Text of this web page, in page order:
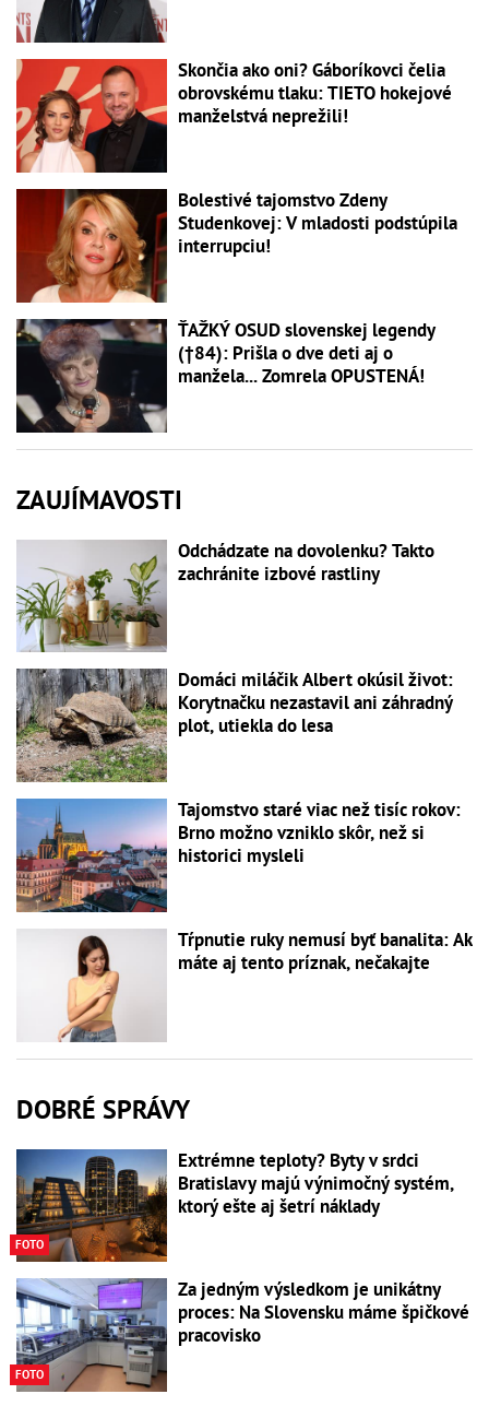
Skončia ako oni? Gáboríkovci čelia
obrovskému tlaku: TIETO hokejové
manželstvá neprežili!
Bolestivé tajomstvo Zdeny
Studenkovej: V mladosti podstúpila
interrupciu!
ŤAŽKÝ OSUD slovenskej legendy
(†84): Prišla o dve deti aj o
manžela... Zomrela OPUSTENÁ!
ZAUJÍMAVOSTI
Odchádzate na dovolenku? Takto
zachránite izbové rastliny
Domáci miláčik Albert okúsil život:
Korytnačku nezastavil ani záhradný
plot, utiekla do lesa
Tajomstvo staré viac než tisíc rokov:
Brno možno vzniklo skôr, než si
historici mysleli
Tŕpnutie ruky nemusí byť banalita: Ak
máte aj tento príznak, nečakajte
DOBRÉ SPRÁVY
FOTO
Extrémne teploty? Byty v srdci
Bratislavy majú výnimočný systém,
ktorý ešte aj šetrí náklady
FOTO
Za jedným výsledkom je unikátny
proces: Na Slovensku máme špičkové
pracovisko